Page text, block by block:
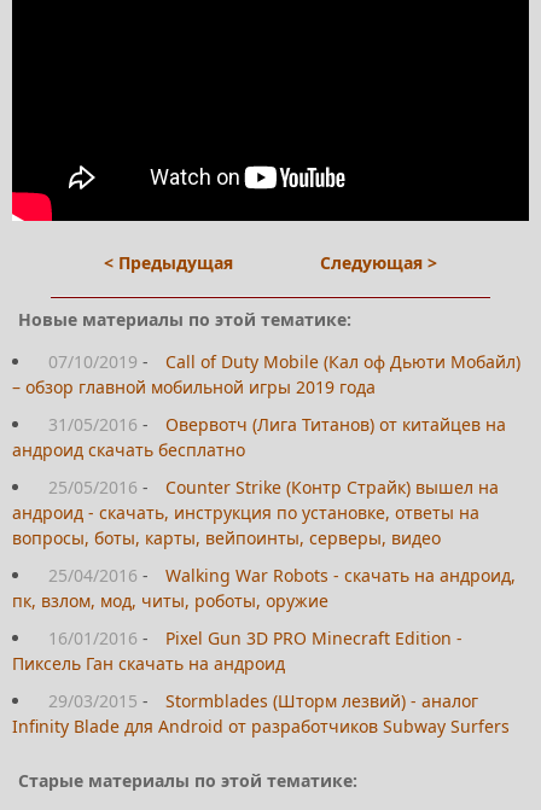
< Предыдущая Следующая >
Новые материалы по этой тематике:
07/10/2019 -
Call of Duty Mobile (Кал оф Дьюти Мобайл)
– обзор главной мобильной игры 2019 года
31/05/2016 -
Овервотч (Лига Титанов) от китайцев на
андроид скачать бесплатно
25/05/2016 -
Counter Strike (Контр Страйк) вышел на
андроид - скачать, инструкция по установке, ответы на
вопросы, боты, карты, вейпоинты, серверы, видео
25/04/2016 -
Walking War Robots - скачать на андроид,
пк, взлом, мод, читы, роботы, оружие
16/01/2016 -
Pixel Gun 3D PRO Minecraft Edition -
Пиксель Ган скачать на андроид
29/03/2015 -
Stormblades (Шторм лезвий) - аналог
Infinity Blade для Android от разработчиков Subway Surfers
Старые материалы по этой тематике: